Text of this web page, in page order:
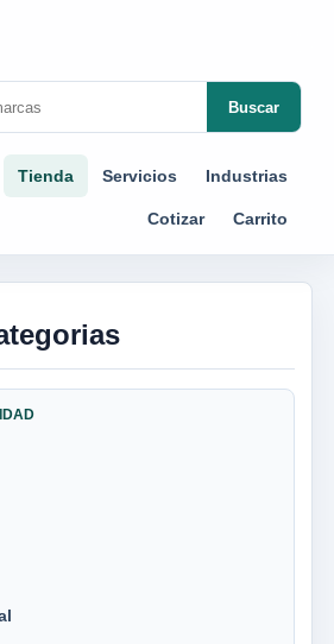
Buscar
Tienda Servicios Industrias
Cotizar Carrito